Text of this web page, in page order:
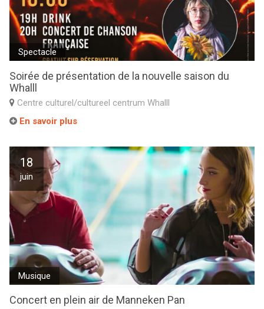
Spectacle
Soirée de présentation de la nouvelle saison du
Whalll
Centre culturel/cultureel centrum Whalll
En savoir plus
18
juin
Musique
Concert en plein air de Manneken Pan